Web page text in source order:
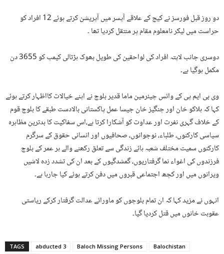
دو روز قبل فورسز نے کیچ کے علاقے آپسر میں آپریشن کرتے ہوئے 12 افراد کو
حراست میں لیکر نامعلوم مقام پر منتقل کردیا تھا ۔
دوسری جانب لاپتہ افراد کی لواحقین کی طویل بھوک ہڑتالی کیمپ کو 3655 دن
مکمل ہوگیا ہے۔
وی بی ایم پی کے وائس چیئرمین ماما قدیر بلوچ نے اپنے خیالات کااظہار کرتے ہوئے
کہا کہ ہلاکو خان اور چنگیز خان جیسا عمل پاکستانی بالادست طبقے کا بلوچ قوم
کے خلاف گہری نفرت اور عداوت کو آشکارا کرتا ہے،اس سفاکیت کا بدترین مظاہرہ
سیاسی کارکنوں، طلباء، نوجوانوں، صحافیوں اور انسانی حقوق کے سرگرم
کارکنوں سمیت مختلف شعبہ ہائے زندگی سے تعلق رکھنے والے ہر عمر کے بلوچ
فرزندوں کی اغواء نما گرفتاریوں، گمشدگیوں کے بعد ان کی تشدد زدہ لاشیں
ویرانوں میں اور کچھ اجتماعی قبروں میں دفن کرتے ہوئے کیا جارہا ہے۔
انہوں نے مزید کہا کہ ان تمام بلوچوں کو ماورائے عدالت گرفتار کرکے ریاستی
عقوبت خانوں میں قتل کردیا گیا۔
TAGS 3 abducted Baloch Missing Persons
Balochistan